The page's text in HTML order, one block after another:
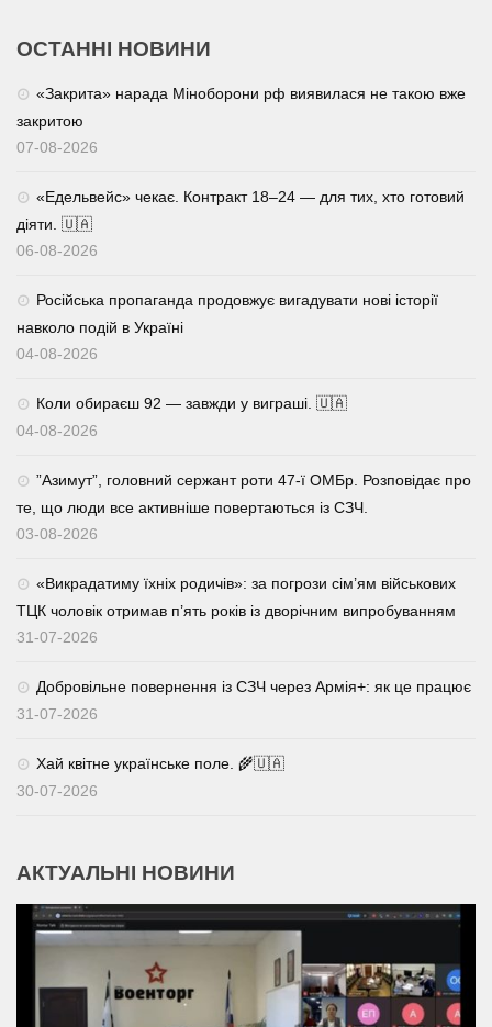
ОСТАННІ НОВИНИ
«Закрита» нарада Міноборони рф виявилася не такою вже
закритою
07-08-2026
«Едельвейс» чекає. Контракт 18–24 — для тих, хто готовий
діяти. 🇺🇦
06-08-2026
Російська пропаганда продовжує вигадувати нові історії
навколо подій в Україні
04-08-2026
Коли обираєш 92 — завжди у виграші. 🇺🇦
04-08-2026
⁨”Азимут”, головний сержант роти 47-ї ОМБр. Розповідає про
те, що люди все активніше повертаються із СЗЧ.
03-08-2026
«Викрадатиму їхніх родичів»: за погрози сім’ям військових
ТЦК чоловік отримав п’ять років із дворічним випробуванням
31-07-2026
Добровільне повернення із СЗЧ через Армія+: як це працює
31-07-2026
Хай квітне українське поле. 🌾🇺🇦
30-07-2026
АКТУАЛЬНІ НОВИНИ